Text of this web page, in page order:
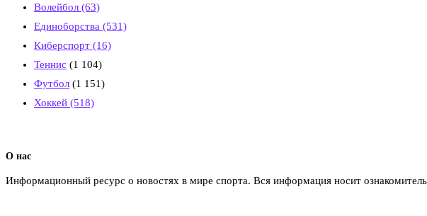
Волейбол (63)
Единоборства (531)
Киберспорт (16)
Теннис (1 104)
Футбол (1 151)
Хоккей (518)
О нас
Информационный ресурс о новостях в мире спорта. Вся информация носит